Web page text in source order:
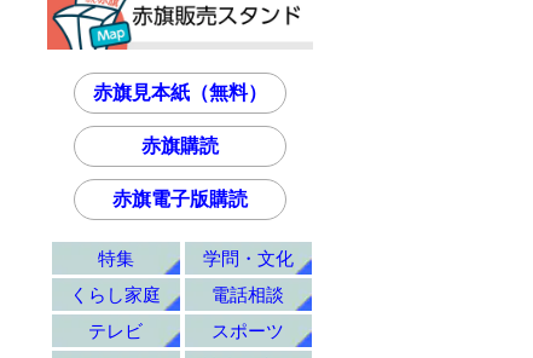
赤旗見本紙（無料）
赤旗購読
赤旗電子版購読
特集
学問・文化
くらし家庭
電話相談
テレビ
スポーツ